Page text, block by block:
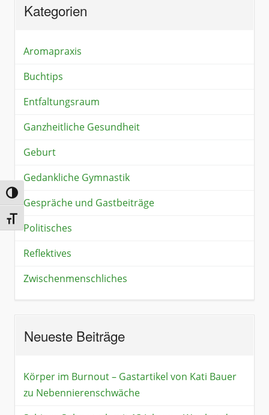
Umschalten auf hohe Kontraste
Schrift vergrößern
Kategorien
Aromapraxis
Buchtips
Entfaltungsraum
Ganzheitliche Gesundheit
Geburt
Gedankliche Gymnastik
Gespräche und Gastbeiträge
Politisches
Reflektives
Zwischenmenschliches
Neueste Beiträge
Körper im Burnout – Gastartikel von Kati Bauer
zu Nebennierenschwäche